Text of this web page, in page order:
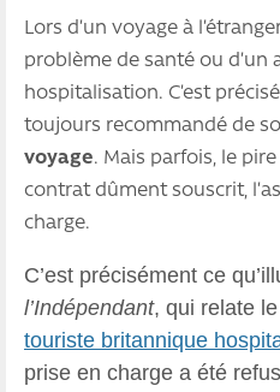
Lors d’un voyage à
problème de santé ou d’un
hospitalisation. C’est
toujours recommandé de
voyage. Mais parfois, le
contrat dûment souscrit,
charge.
C’est précisément ce
l’Indépendant, qui relate
touriste britannique
prise en charge a été